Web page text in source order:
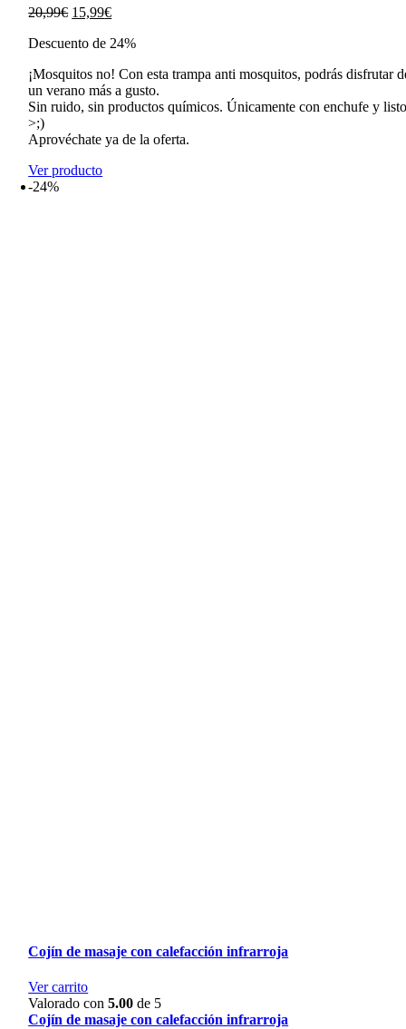
20,99€ El
original
20,99€.
15,99€El
actual
15,99€.
Descuento de 24%
¡Mosquitos no! Con esta trampa anti mosquitos, podrás disfrutar
un verano más a gusto.
Sin ruido, sin productos químicos. Únicamente con enchufe y
>;)
Aprovéchate ya de la oferta.
Ver producto
-24%
Cojín de masaje con calefacción infrarroja
Ver carrito
Valorado con5.00 de 5
Cojín de masaje con calefacción infrarroja